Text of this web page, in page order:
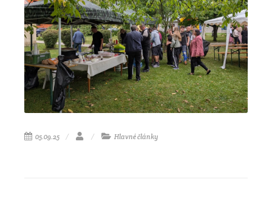
05.09.25 Hlavné články